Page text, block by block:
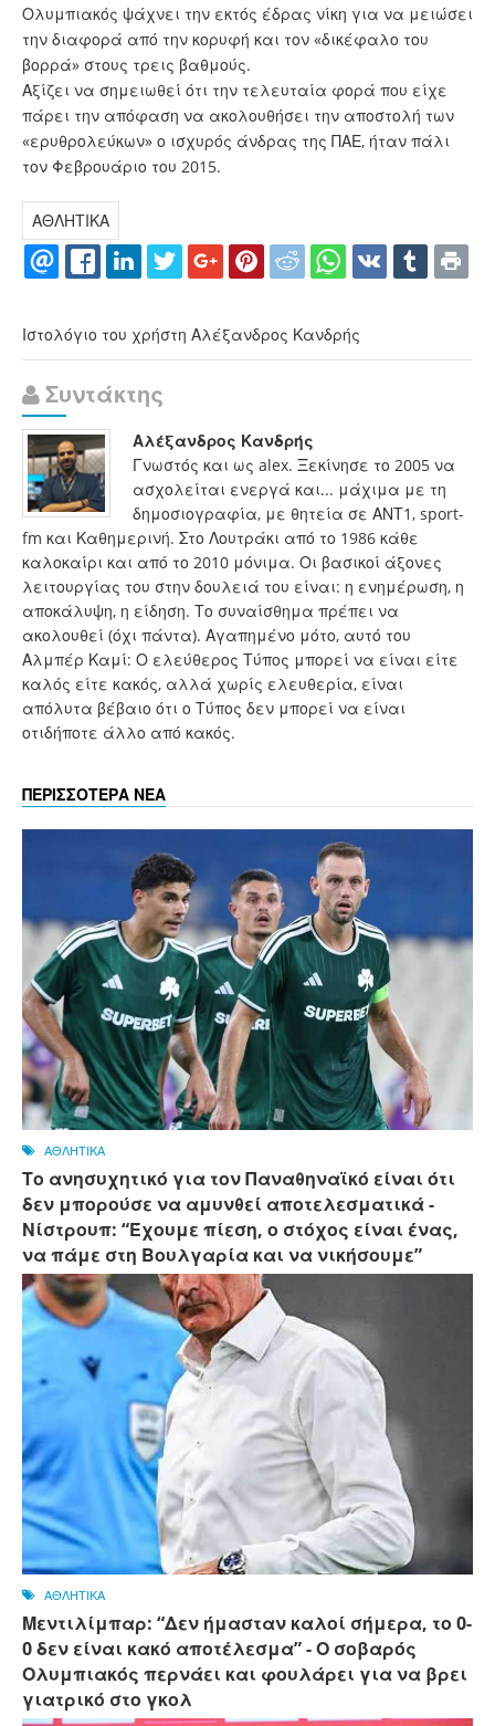
Ολυμπιακός ψάχνει την εκτός έδρας νίκη για να μειώσει
την διαφορά από την κορυφή και τον «δικέφαλο του
βορρά» στους τρεις βαθμούς.
Αξίζει να σημειωθεί ότι την τελευταία φορά που είχε
πάρει την απόφαση να ακολουθήσει την αποστολή των
«ερυθρολεύκων» ο ισχυρός άνδρας της ΠΑΕ, ήταν πάλι
τον Φεβρουάριο του 2015.
ΑΘΛΗΤΙΚΑ
Ιστολόγιο του χρήστη Αλέξανδρος Κανδρής
Συντάκτης
Αλέξανδρος Κανδρής
Γνωστός και ως alex. Ξεκίνησε το 2005 να
ασχολείται ενεργά και... μάχιμα με τη
δημοσιογραφία, με θητεία σε ΑΝΤ1, sport-
fm και Καθημερινή. Στο Λουτράκι από το 1986 κάθε
καλοκαίρι και από το 2010 μόνιμα. Οι βασικοί άξονες
λειτουργίας του στην δουλειά του είναι: η ενημέρωση, η
αποκάλυψη, η είδηση. Το συναίσθημα πρέπει να
ακολουθεί (όχι πάντα). Αγαπημένο μότο, αυτό του
Αλμπέρ Καμί: Ο ελεύθερος Τύπος μπορεί να είναι είτε
καλός είτε κακός, αλλά χωρίς ελευθερία, είναι
απόλυτα βέβαιο ότι ο Τύπος δεν μπορεί να είναι
οτιδήποτε άλλο από κακός.
ΠΕΡΙΣΣΟΤΕΡΑ ΝΕΑ
ΑΘΛΗΤΙΚΑ
Το ανησυχητικό για τον Παναθηναϊκό είναι ότι
δεν μπορούσε να αμυνθεί αποτελεσματικά -
Νίστρουπ: “Έχουμε πίεση, ο στόχος είναι ένας,
να πάμε στη Βουλγαρία και να νικήσουμε”
ΑΘΛΗΤΙΚΑ
Μεντιλίμπαρ: “Δεν ήμασταν καλοί σήμερα, το 0-
0 δεν είναι κακό αποτέλεσμα” - Ο σοβαρός
Ολυμπιακός περνάει και φουλάρει για να βρει
γιατρικό στο γκολ